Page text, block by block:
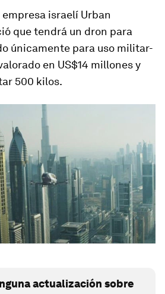
empresa israelí Urban
que tendrá un dron para
únicamente para uso militar-
en US$14 millones y
500 kilos.
actualización sobre